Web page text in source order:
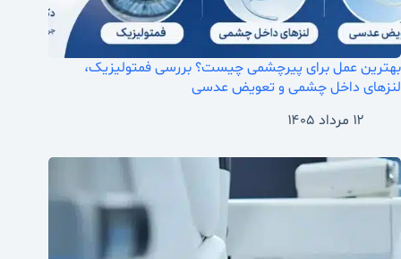
بهترین عمل برای پیرچشمی چیست؟ بررسی فمتولیزیک،
لنزهای داخل چشمی و تعویض عدسی
۱۲ مرداد ۱۴۰۵